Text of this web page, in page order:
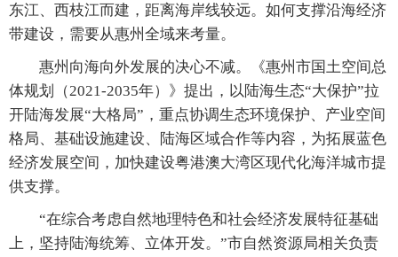
东江、西枝江而建，距离海岸线较远。如何支撑沿海经济
带建设，需要从惠州全域来考量。
惠州向海向外发展的决心不减。《惠州市国土空间总
体规划（2021-2035年）》提出，以陆海生态“大保护”拉
开陆海发展“大格局”，重点协调生态环境保护、产业空间
格局、基础设施建设、陆海区域合作等内容，为拓展蓝色
经济发展空间，加快建设粤港澳大湾区现代化海洋城市提
供支撑。
“在综合考虑自然地理特色和社会经济发展特征基础
上，坚持陆海统筹、立体开发。”市自然资源局相关负责